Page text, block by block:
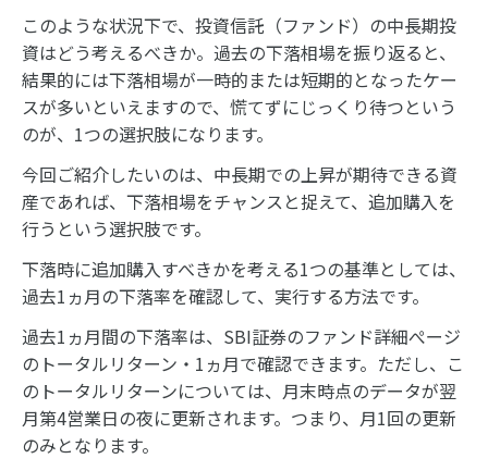
このような状況下で、投資信託（ファンド）の中長期投
資はどう考えるべきか。過去の下落相場を振り返ると、
結果的には下落相場が一時的または短期的となったケー
スが多いといえますので、慌てずにじっくり待つという
のが、1つの選択肢になります。
今回ご紹介したいのは、中長期での上昇が期待できる資
産であれば、下落相場をチャンスと捉えて、追加購入を
行うという選択肢です。
下落時に追加購入すべきかを考える1つの基準としては、
過去1ヵ月の下落率を確認して、実行する方法です。
過去1ヵ月間の下落率は、SBI証券のファンド詳細ぺージ
のトータルリターン・1ヵ月で確認できます。ただし、こ
のトータルリターンについては、月末時点のデータが翌
月第4営業日の夜に更新されます。つまり、月1回の更新
のみとなります。